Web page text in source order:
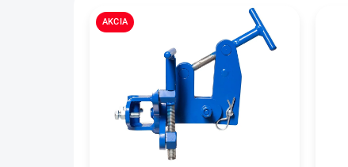
AKCIA